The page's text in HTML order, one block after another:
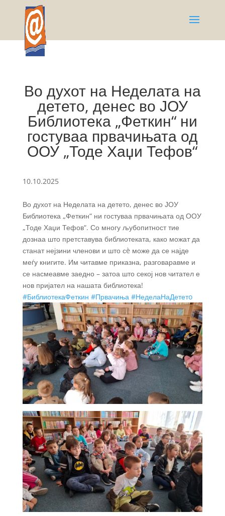
Во духот на Неделата на
детето, денес во ЈОУ
Библиотека „Феткин“ ни
гостуваа првачињата од
ООУ „Тоде Хаџи Тефов“
10.10.2025
Во духот на Неделата на детето, денес во ЈОУ
Библиотека „Феткин“ ни гостуваа првачињата од ООУ
„Тоде Хаџи Тефов“. Со многу љубопитност тие
дознаа што претставува библиотеката, како можат да
станат нејзини членови и што сè може да се најде
меѓу книгите. Им читавме приказна, разговаравме и
се насмеавме заедно – затоа што секој нов читател е
нов пријател на нашата библиотека!
#БиблиотекаФеткин #Првачиња #НеделаНаДететo